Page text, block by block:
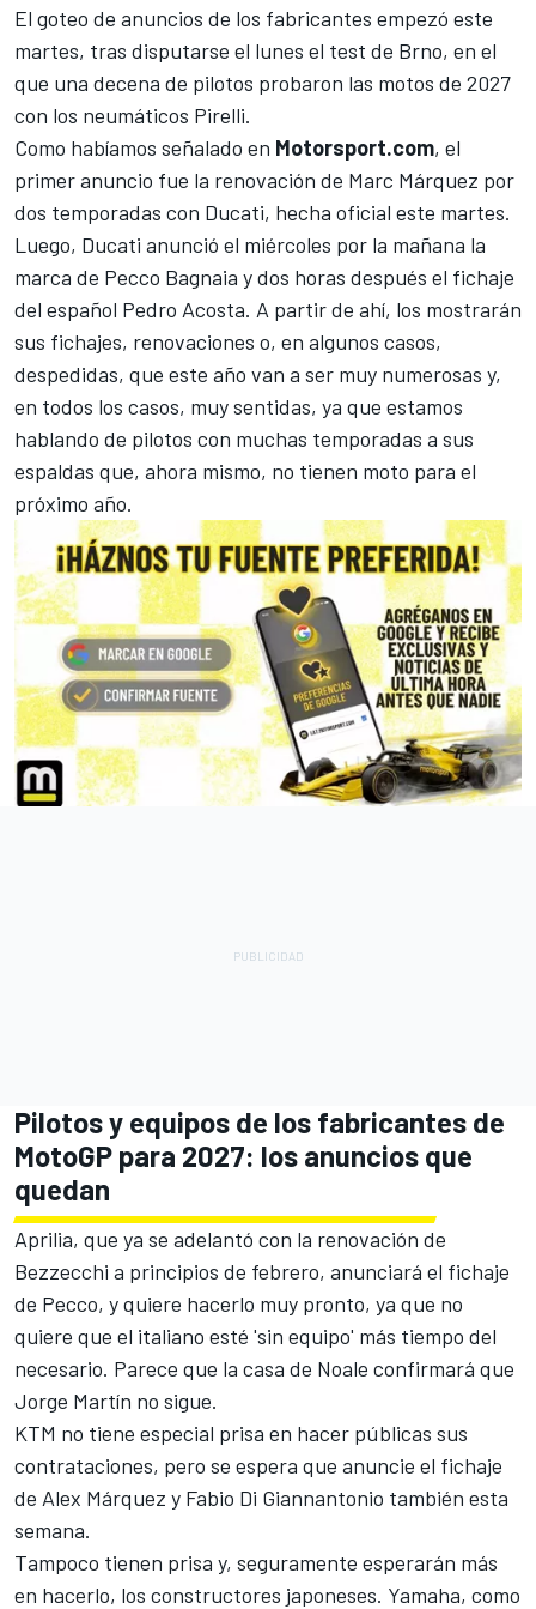
El goteo de anuncios de los fabricantes empezó este
martes, tras disputarse el lunes el test de Brno, en el
que una decena de pilotos probaron las motos de 2027
con los neumáticos Pirelli.
Como habíamos señalado en Motorsport.com, el
primer anuncio fue la renovación de Marc Márquez por
dos temporadas con Ducati, hecha oficial este martes.
Luego, Ducati anunció el miércoles por la mañana la
marca de Pecco Bagnaia y dos horas después el fichaje
del español Pedro Acosta. A partir de ahí, los mostrarán
sus fichajes, renovaciones o, en algunos casos,
despedidas, que este año van a ser muy numerosas y,
en todos los casos, muy sentidas, ya que estamos
hablando de pilotos con muchas temporadas a sus
espaldas que, ahora mismo, no tienen moto para el
próximo año.
Pilotos y equipos de los fabricantes de
MotoGP para 2027: los anuncios que
quedan
Aprilia, que ya se adelantó con la renovación de
Bezzecchi a principios de febrero, anunciará el fichaje
de Pecco, y quiere hacerlo muy pronto, ya que no
quiere que el italiano esté 'sin equipo' más tiempo del
necesario. Parece que la casa de Noale confirmará que
Jorge Martín no sigue.
KTM no tiene especial prisa en hacer públicas sus
contrataciones, pero se espera que anuncie el fichaje
de Alex Márquez y Fabio Di Giannantonio también esta
semana.
Tampoco tienen prisa y, seguramente esperarán más
en hacerlo, los constructores japoneses. Yamaha, como